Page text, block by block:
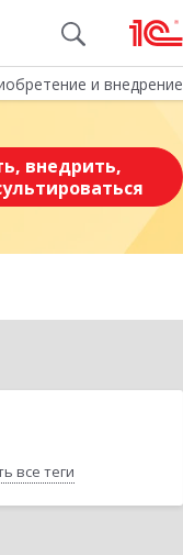
и внедрение
внедрить,
все теги